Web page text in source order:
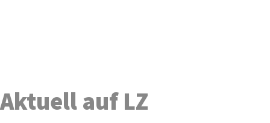
Aktuell auf LZ